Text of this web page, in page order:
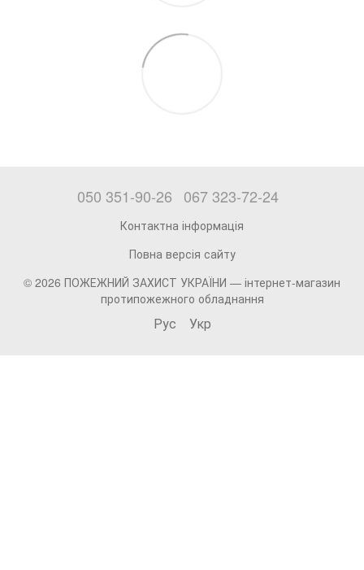
050 351-90-26 067 323-72-24
Контактна інформація
Повна версія сайту
© 2026 ПОЖЕЖНИЙ ЗАХИСТ УКРАЇНИ — інтернет-магазин
протипожежного обладнання
Рус Укр